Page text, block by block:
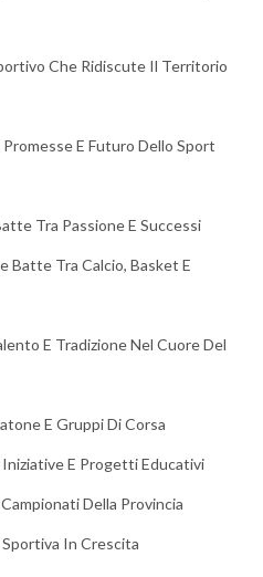
Che Ridiscute Il Territorio
E Futuro Dello Sport
Tra Passione E Successi
Batte Tra Calcio, Basket E
E Tradizione Nel Cuore Del
E Gruppi Di Corsa
E Progetti Educativi
Della Provincia
In Crescita